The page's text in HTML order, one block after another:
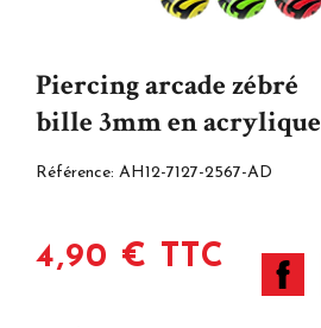
Piercing arcade zébré
bille 3mm en acrylique
Référence: AH12-7127-2567-AD
4,90 € TTC